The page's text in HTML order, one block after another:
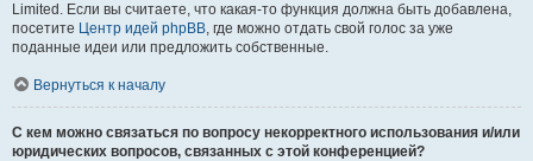
Limited. Если вы считаете, что какая-то функция должна быть добавлена,
посетите Центр идей phpBB, где можно отдать свой голос за уже
поданные идеи или предложить собственные.
Вернуться к началу
С кем можно связаться по вопросу некорректного использования и/или
юридических вопросов, связанных с этой конференцией?